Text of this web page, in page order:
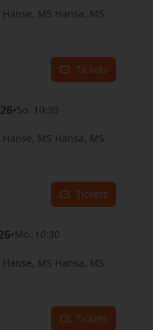
MS Hansa, MS
Tickets
•So. 10:30
MS Hansa, MS
Tickets
•Mo. 10:30
MS Hansa, MS
Tickets